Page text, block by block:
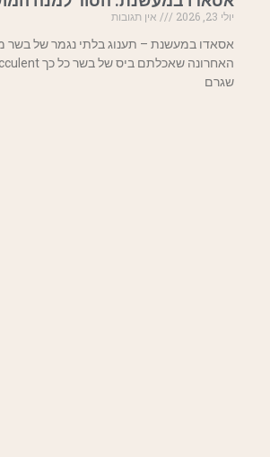
יולי 23, 2026
אין תגובות
אסאדו במעשנת – תענוג בלתי נגמר של בשר
שגרם